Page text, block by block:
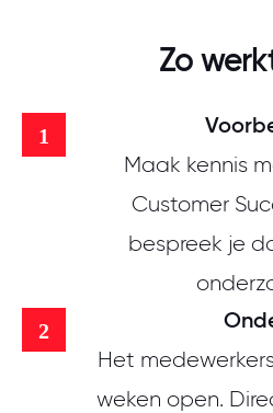
Zo
Maak kennis
Customer
bespreek je
Het
weken open.